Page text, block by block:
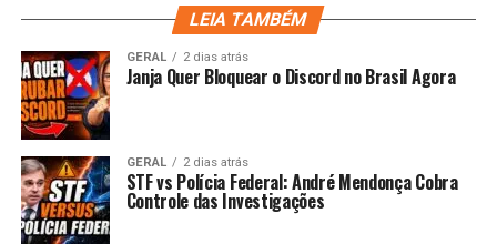
LEIA TAMBÉM
GERAL 2 dias atrás
Janja Quer Bloquear o Discord no Brasil Agora
GERAL 2 dias atrás
STF vs Polícia Federal: André Mendonça Cobra
Controle das Investigações